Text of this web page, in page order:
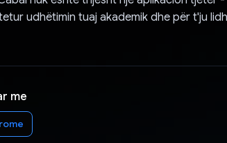
udhëtimin tuaj akademik dhe për t'ju
me